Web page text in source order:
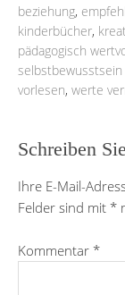
beziehung,
kinderbücher,
pädagogisch
vorlesen, werte
Schreiben
Ihre E-Mail-
Felder sind mit *
Kommentar *